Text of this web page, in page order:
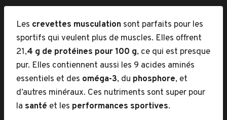
Les crevettes musculation sont parfaits pour les
sportifs qui veulent plus de muscles. Elles offrent
21,4 g de protéines pour 100 g, ce qui est presque
pur. Elles contiennent aussi les 9 acides aminés
essentiels et des oméga-3, du phosphore, et
d’autres minéraux. Ces nutriments sont super pour
la santé et les performances sportives.